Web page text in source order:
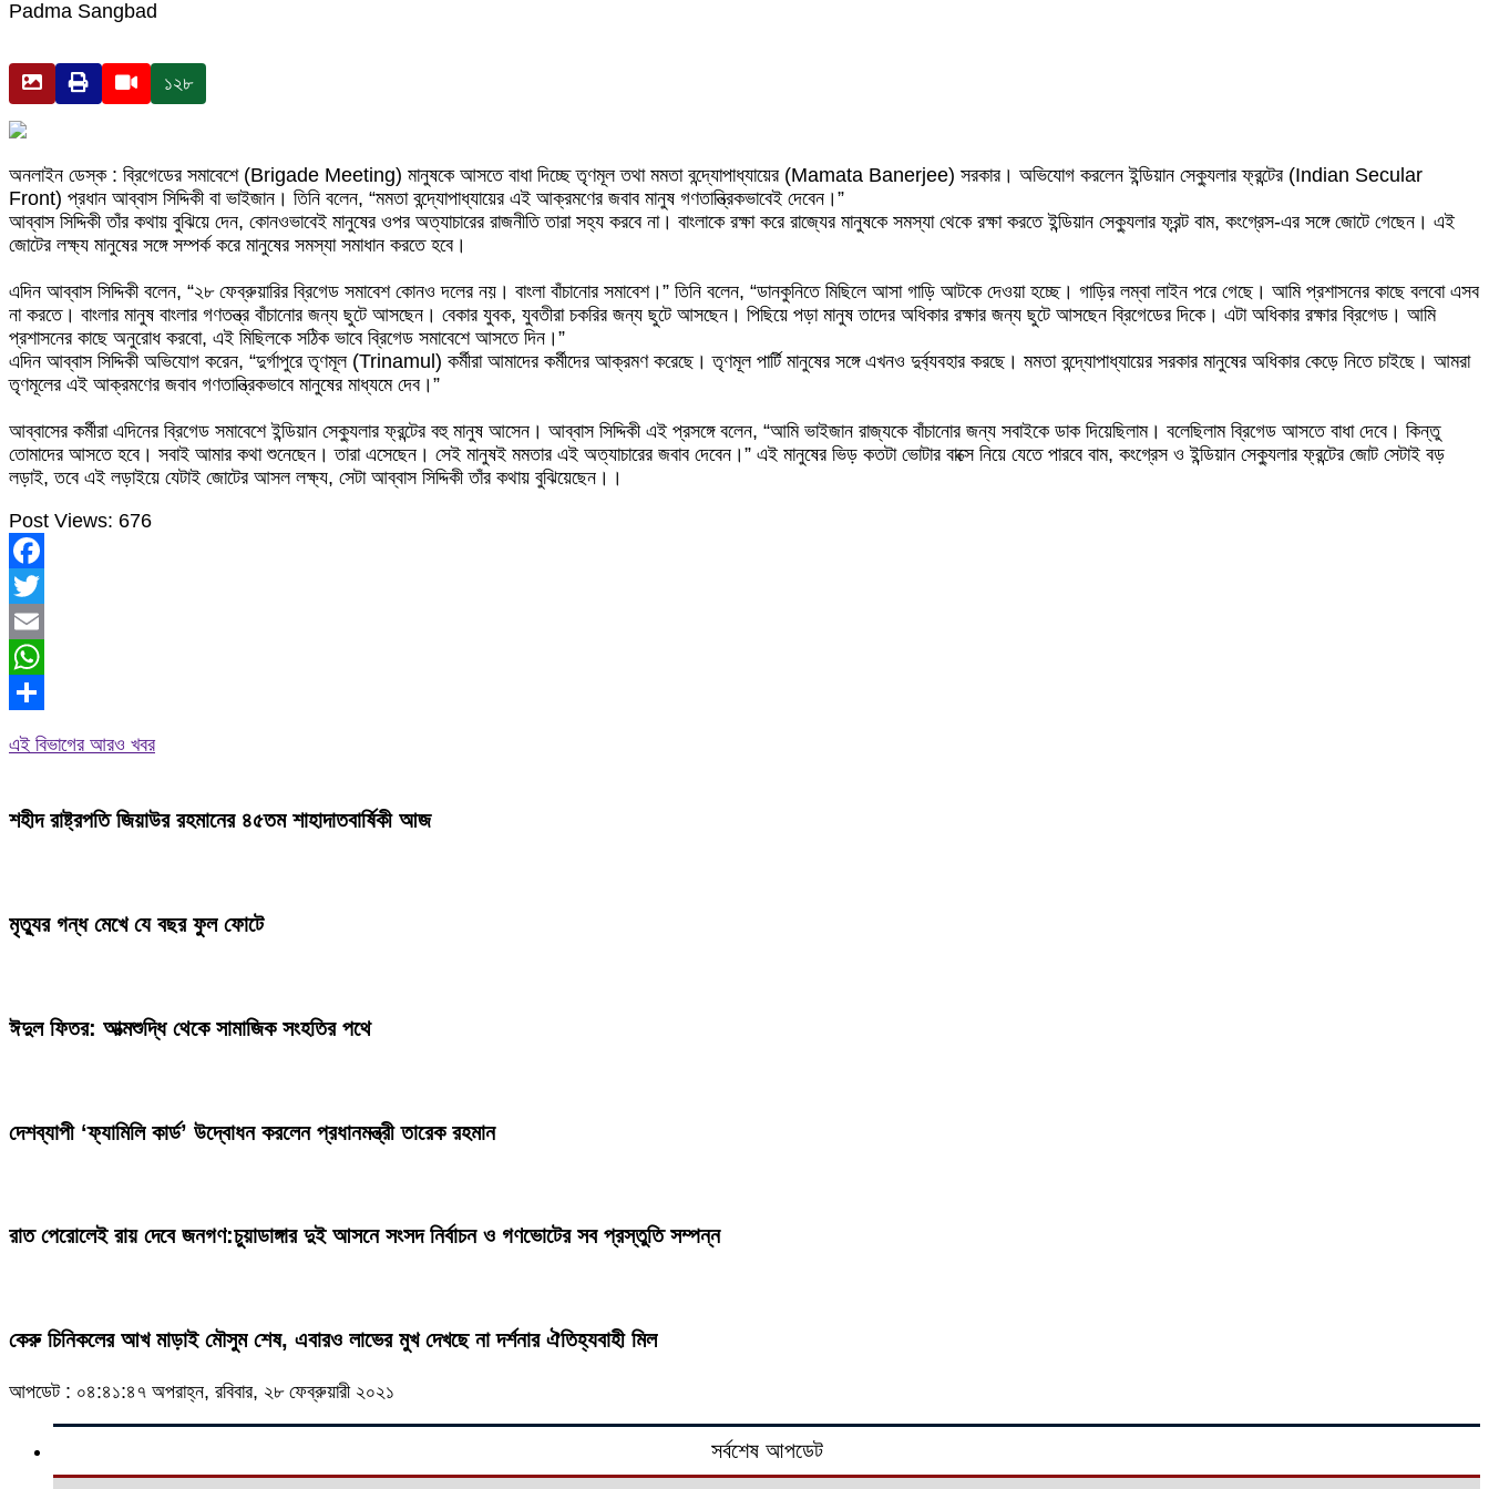
Padma Sangbad
১২৮
অনলাইন ডেস্ক : ব্রিগেডের সমাবেশে (Brigade Meeting) মানুষকে আসতে বাধা দিচ্ছে তৃণমূল তথা মমতা বন্দ্যোপাধ্যায়ের (Mamata Banerjee) সরকার। অভিযোগ করলেন ইন্ডিয়ান সেক্যুলার ফ্রন্টের (Indian Secular
Front) প্রধান আব্বাস সিদ্দিকী বা ভাইজান। তিনি বলেন, “মমতা বন্দ্যোপাধ্যায়ের এই আক্রমণের জবাব মানুষ গণতান্ত্রিকভাবেই দেবেন।”
আব্বাস সিদ্দিকী তাঁর কথায় বুঝিয়ে দেন, কোনওভাবেই মানুষের ওপর অত্যাচারের রাজনীতি তারা সহ্য করবে না। বাংলাকে রক্ষা করে রাজ্যের মানুষকে সমস্যা থেকে রক্ষা করতে ইন্ডিয়ান সেক্যুলার ফ্রন্ট বাম, কংগ্রেস-এর সঙ্গে জোটে গেছেন। এই
জোটের লক্ষ্য মানুষের সঙ্গে সম্পর্ক করে মানুষের সমস্যা সমাধান করতে হবে।
এদিন আব্বাস সিদ্দিকী বলেন, “২৮ ফেব্রুয়ারির ব্রিগেড সমাবেশ কোনও দলের নয়। বাংলা বাঁচানোর সমাবেশ।” তিনি বলেন, “ডানকুনিতে মিছিলে আসা গাড়ি আটকে দেওয়া হচ্ছে। গাড়ির লম্বা লাইন পরে গেছে। আমি প্রশাসনের কাছে বলবো এসব
না করতে। বাংলার মানুষ বাংলার গণতন্ত্র বাঁচানোর জন্য ছুটে আসছেন। বেকার যুবক, যুবতীরা চকরির জন্য ছুটে আসছেন। পিছিয়ে পড়া মানুষ তাদের অধিকার রক্ষার জন্য ছুটে আসছেন ব্রিগেডের দিকে। এটা অধিকার রক্ষার ব্রিগেড। আমি
প্রশাসনের কাছে অনুরোধ করবো, এই মিছিলকে সঠিক ভাবে ব্রিগেড সমাবেশে আসতে দিন।”
এদিন আব্বাস সিদ্দিকী অভিযোগ করেন, “দুর্গাপুরে তৃণমূল (Trinamul) কর্মীরা আমাদের কর্মীদের আক্রমণ করেছে। তৃণমূল পার্টি মানুষের সঙ্গে এখনও দুর্ব্যবহার করছে। মমতা বন্দ্যোপাধ্যায়ের সরকার মানুষের অধিকার কেড়ে নিতে চাইছে। আমরা
তৃণমূলের এই আক্রমণের জবাব গণতান্ত্রিকভাবে মানুষের মাধ্যমে দেব।”
আব্বাসের কর্মীরা এদিনের ব্রিগেড সমাবেশে ইন্ডিয়ান সেক্যুলার ফ্রন্টের বহু মানুষ আসেন। আব্বাস সিদ্দিকী এই প্রসঙ্গে বলেন, “আমি ভাইজান রাজ্যকে বাঁচানোর জন্য সবাইকে ডাক দিয়েছিলাম। বলেছিলাম ব্রিগেড আসতে বাধা দেবে। কিন্তু
তোমাদের আসতে হবে। সবাই আমার কথা শুনেছেন। তারা এসেছেন। সেই মানুষই মমতার এই অত্যাচারের জবাব দেবেন।” এই মানুষের ভিড় কতটা ভোটার বাক্সে নিয়ে যেতে পারবে বাম, কংগ্রেস ও ইন্ডিয়ান সেক্যুলার ফ্রন্টের জোট সেটাই বড়
লড়াই, তবে এই লড়াইয়ে যেটাই জোটের আসল লক্ষ্য, সেটা আব্বাস সিদ্দিকী তাঁর কথায় বুঝিয়েছেন।।
Post Views: 676
Facebook
Twitter
Email
WhatsApp
এই বিভাগের আরও খবর
শহীদ রাষ্ট্রপতি জিয়াউর রহমানের ৪৫তম শাহাদাতবার্ষিকী আজ
মৃত্যুর গন্ধ মেখে যে বছর ফুল ফোটে
ঈদুল ফিতর: আত্মশুদ্ধি থেকে সামাজিক সংহতির পথে
দেশব্যাপী ‘ফ্যামিলি কার্ড’ উদ্বোধন করলেন প্রধানমন্ত্রী তারেক রহমান
রাত পেরোলেই রায় দেবে জনগণ:চুয়াডাঙ্গার দুই আসনে সংসদ নির্বাচন ও গণভোটের সব প্রস্তুতি সম্পন্ন
কেরু চিনিকলের আখ মাড়াই মৌসুম শেষ, এবারও লাভের মুখ দেখছে না দর্শনার ঐতিহ্যবাহী মিল
আপডেট : ০৪:৪১:৪৭ অপরাহ্ন, রবিবার, ২৮ ফেব্রুয়ারী ২০২১
সর্বশেষ আপডেট